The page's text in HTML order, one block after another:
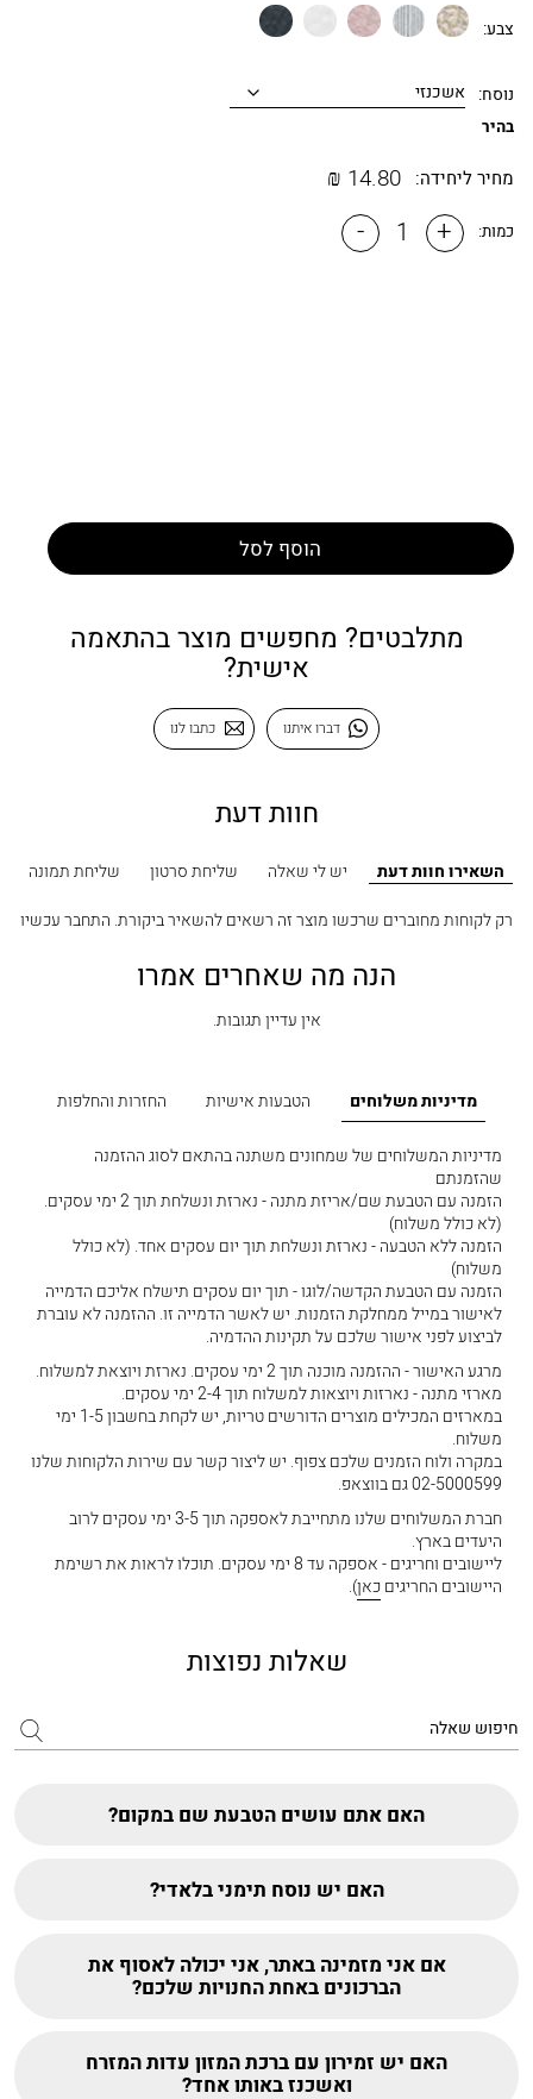
צבע:
זהב
מטאלי
כסוף כספסףלבן שחור
נוסח:
בהיר
מחיר ליחידה: 14.80
₪
כמות: +
-
הוסף לסל
מתלבטים? מחפשים מוצר בהתאמה
אישית?
דברו איתנו כתבו לנו
חוות דעת
השאירו חוות דעת יש לי שאלה שליחת סרטון
שליחת תמונה
רק לקוחות מחוברים שרכשו מוצר זה רשאים להשאיר ביקורת. התחבר עכשיו
הנה מה שאחרים אמרו
אין עדיין תגובות.
מדיניות משלוחים הטבעות אישיות החזרות והחלפות
מדיניות המשלוחים של שמחונים משתנה בהתאם לסוג ההזמנה
שהזמנתם
הזמנה עם הטבעת שם/אריזת מתנה - נארזת ונשלחת תוך 2 ימי עסקים.
(לא כולל משלוח)
הזמנה ללא הטבעה - נארזת ונשלחת תוך יום עסקים אחד. (לא כולל
משלוח)
הזמנה עם הטבעת הקדשה/לוגו - תוך יום עסקים תישלח אליכם הדמייה
לאישור במייל ממחלקת הזמנות. יש לאשר הדמייה זו. ההזמנה לא עוברת
לביצוע לפני אישור שלכם על תקינות ההדמיה.
מרגע האישור - ההזמנה מוכנה תוך 2 ימי עסקים. נארזת ויוצאת למשלוח.
מארזי מתנה - נארזות ויוצאות למשלוח תוך 2-4 ימי עסקים.
במארזים המכילים מוצרים הדורשים טריות, יש לקחת בחשבון 1-5 ימי
משלוח.
במקרה ולוח הזמנים שלכם צפוף. יש ליצור קשר עם שירות הלקוחות שלנו
02-5000599 גם בווצאפ.
חברת המשלוחים שלנו מתחייבת לאספקה תוך 3-5 ימי עסקים לרוב
היעדים בארץ.
ליישובים וחריגים - אספקה עד 8 ימי עסקים. תוכלו לראות את רשימת
היישובים החריגיםכאן).
שאלות נפוצות
האם אתם עושים הטבעת שם במקום?
האם יש נוסח תימני בלאדי?
אם אני מזמינה באתר, אני יכולה לאסוף את
הברכונים באחת החנויות שלכם?
האם יש זמירון עם ברכת המזון עדות המזרח
ואשכנז באותו אחד?